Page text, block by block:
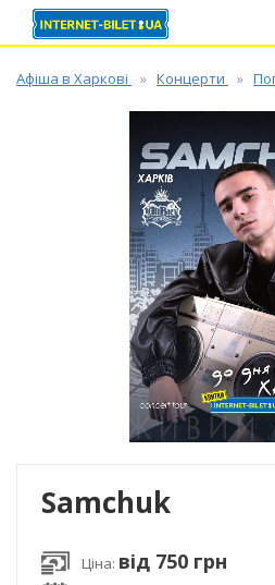
Афіша в Харкові Концерти
Samchuk
Ціна: від 750 грн